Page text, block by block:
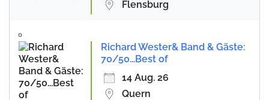
Flensburg
Richard Wester& Band & Gäste:
70/50...Best of
14 Aug. 26
Quern